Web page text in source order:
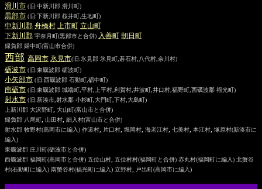
滑川 市 (旧:中新川郡 滑川町)
黒部市 (旧:下新川郡 桜井町,生地町)
中新川郡 舟橋村 上市町 立山町
下新川郡 宇奈月町(黒部市と合併) 入善町 朝日 町
婦負郡 婦中町(富山市合併)
西部 高岡市 氷見市(旧:氷見郡 氷見町,碁石村,八代村,余川村)
砺波市 (旧:東礪波郡 砺波町)
小矢部市 (旧:西礪波郡 石動町,砺中町)
南砺市 (旧:東礪波郡 城端町,平村,上平村,利賀村,井波町,井口村,福野町,西礪波郡 福光町)
射水市 (旧:新湊市,射水郡 小杉町,大門町,下村,大島町)
上新川郡 大沢野町 大山町(富山市と合併)
婦負郡 八尾町 山田村 細入村(富山市と合併)
射水郡 牧野村(高岡市に編入) 作道村 片口村 堀岡村 海老江村 七美村 本江村 塚原村(新湊市に
編入)
東礪波郡 庄川町(砺波市と合併)
西礪波郡 福岡町(高岡市と合併) 五位山村 五位村村(福岡町と合併) 赤丸村(福岡町に編入) 北蟹谷
村(石動町に編入) 南蟹谷村(福光町に編入) 立野村 戸出町(高岡市に編入)